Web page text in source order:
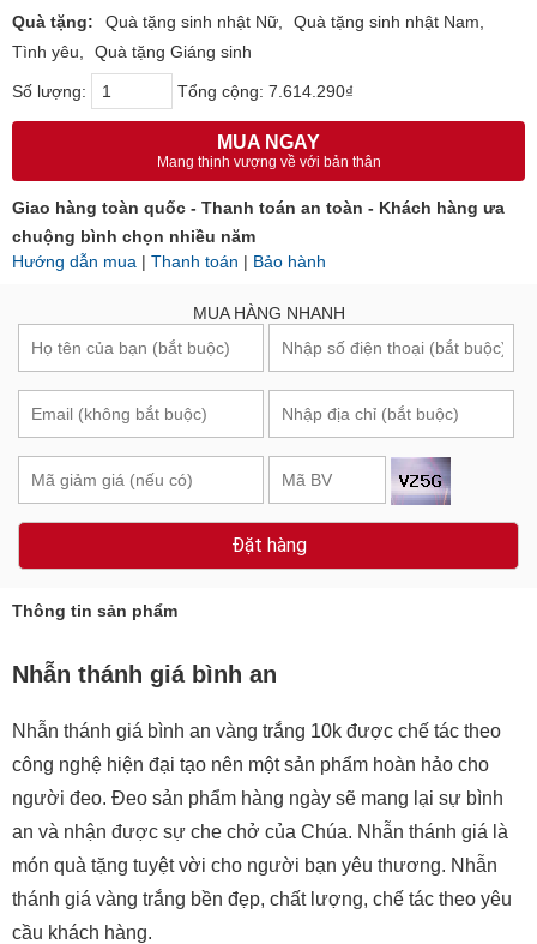
Quà tặng: Quà tặng sinh nhật Nữ
Quà tặng sinh nhật Nam
Tình yêu
Quà tặng Giáng sinh
Số lượng: Tổng cộng: 7.614.290₫
MUA NGAY
Mang thịnh vượng về với bản thân
Giao hàng toàn quốc - Thanh toán an toàn - Khách hàng ưa
chuộng bình chọn nhiều năm
Hướng dẫn mua | Thanh toán | Bảo hành
MUA HÀNG NHANH
Đặt hàng
Thông tin sản phẩm
Nhẫn thánh giá bình an
Nhẫn thánh giá bình an vàng trắng 10k được chế tác theo
công nghệ hiện đại tạo nên một sản phẩm hoàn hảo cho
người đeo. Đeo sản phẩm hàng ngày sẽ mang lại sự bình
an và nhận được sự che chở của Chúa. Nhẫn thánh giá là
món quà tặng tuyệt vời cho người bạn yêu thương. Nhẫn
thánh giá vàng trắng bền đẹp, chất lượng, chế tác theo yêu
cầu khách hàng.